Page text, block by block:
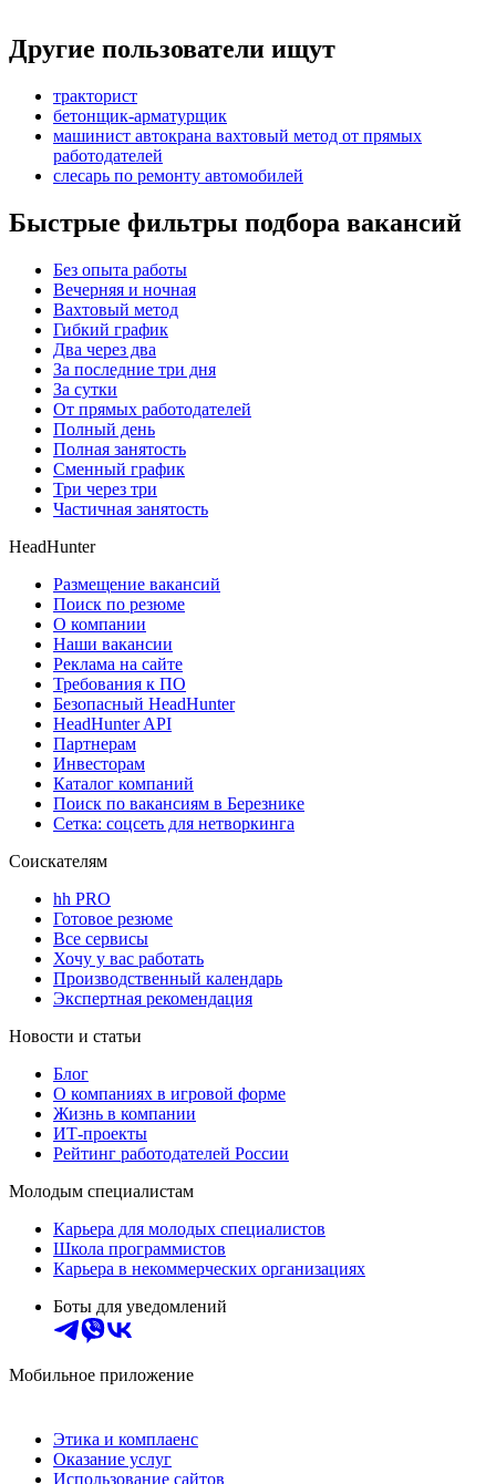
Другие пользователи ищут
тракторист
бетонщик-арматурщик
машинист автокрана вахтовый метод от прямых
работодателей
слесарь по ремонту автомобилей
Быстрые фильтры подбора вакансий
Без опыта работы
Вечерняя и ночная
Вахтовый метод
Гибкий график
Два через два
За последние три дня
За сутки
От прямых работодателей
Полный день
Полная занятость
Сменный график
Три через три
Частичная занятость
HeadHunter
Размещение вакансий
Поиск по резюме
О компании
Наши вакансии
Реклама на сайте
Требования к ПО
Безопасный HeadHunter
HeadHunter API
Партнерам
Инвесторам
Каталог компаний
Поиск по вакансиям в Березнике
Сетка: соцсеть для нетворкинга
Соискателям
hh PRO
Готовое резюме
Все сервисы
Хочу у вас работать
Производственный календарь
Экспертная рекомендация
Новости и статьи
Блог
О компаниях в игровой форме
Жизнь в компании
ИТ-проекты
Рейтинг работодателей России
Молодым специалистам
Карьера для молодых специалистов
Школа программистов
Карьера в некоммерческих организациях
Боты для уведомлений
Мобильное приложение
Этика и комплаенс
Оказание услуг
Использование сайтов